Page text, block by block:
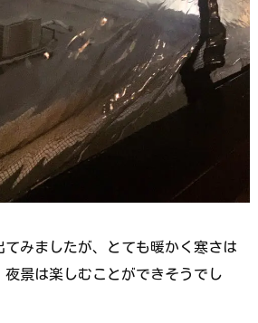
てみましたが、とても暖かく寒さは
景は楽しむことができそうでし